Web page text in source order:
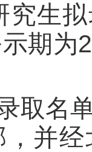
究生
期为
取名
并